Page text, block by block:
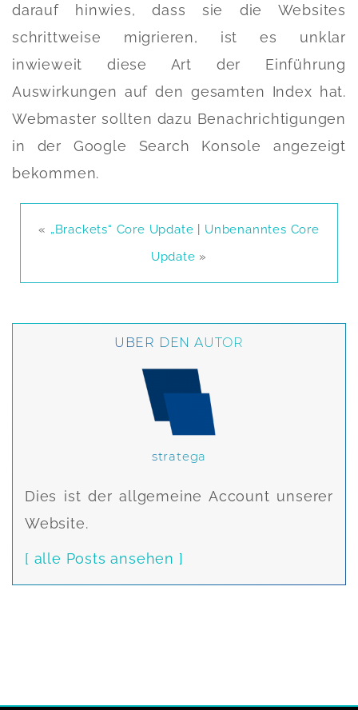
darauf hinwies, dass sie die Websites
schrittweise migrieren, ist es unklar
inwieweit diese Art der Einführung
Auswirkungen auf den gesamten Index hat.
Webmaster sollten dazu Benachrichtigungen
in der Google Search Konsole angezeigt
bekommen.
« „Brackets“ Core Update
Unbenanntes Core
Update »
ÜBER DEN AUTOR
stratega
Dies ist der allgemeine Account unserer
Website.
[ alle Posts ansehen ]